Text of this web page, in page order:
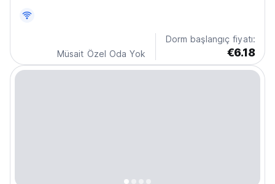
atmosferiyle sizi büyüleyecek. Burası sadece bir
konaklama yeri değil, aynı zamanda yeni insanlarla...
Müsait Özel Oda Yok
Dorm başlangıç fiyatı:
€6.18